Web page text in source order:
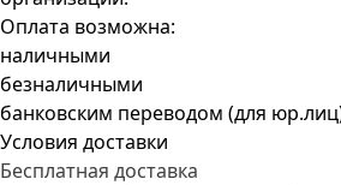
Оплата возможна:
наличными
безналичными
банковским переводом (для
Условия доставки
Бесплатная доставка